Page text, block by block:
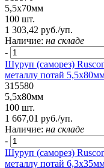
5,5х70мм
100 шт.
1 303,42 руб./уп.
Наличие: на складе
-
Шуруп (саморез)
металлу потай
315580
5,5х80мм
100 шт.
1 667,01 руб./уп.
Наличие: на складе
-
Шуруп (саморез)
металлу потай